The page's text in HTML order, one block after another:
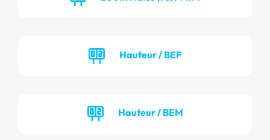
Hauteur / BEF
Hauteur / BEM